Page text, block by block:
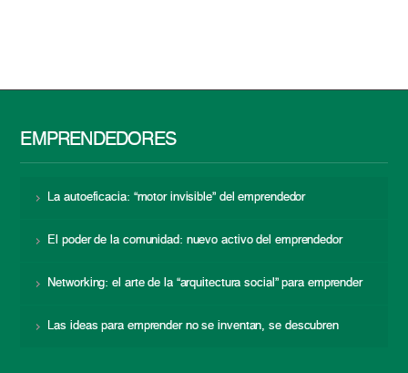
EMPRENDEDORES
La autoeficacia: “motor invisible” del emprendedor
El poder de la comunidad: nuevo activo del emprendedor
Networking: el arte de la “arquitectura social” para emprender
Las ideas para emprender no se inventan, se descubren